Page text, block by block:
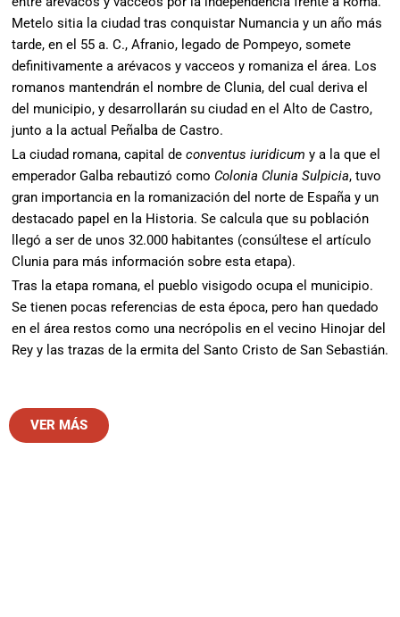
Metelo sitia la ciudad tras conquistar Numancia y un año más
tarde, en el 55 a. C., Afranio, legado de Pompeyo, somete
definitivamente a arévacos y vacceos y romaniza el área. Los
romanos mantendrán el nombre de Clunia, del cual deriva el
del municipio, y desarrollarán su ciudad en el Alto de Castro,
junto a la actual Peñalba de Castro.
La ciudad romana, capital de conventus iuridicum y a la que el
emperador Galba rebautizó como Colonia Clunia Sulpicia, tuvo
gran importancia en la romanización del norte de España y un
destacado papel en la Historia. Se calcula que su población
llegó a ser de unos 32.000 habitantes (consúltese el artículo
Clunia para más información sobre esta etapa).
Tras la etapa romana, el pueblo visigodo ocupa el municipio.
Se tienen pocas referencias de esta época, pero han quedado
en el área restos como una necrópolis en el vecino Hinojar del
Rey y las trazas de la ermita del Santo Cristo de San Sebastián.
VER MÁS